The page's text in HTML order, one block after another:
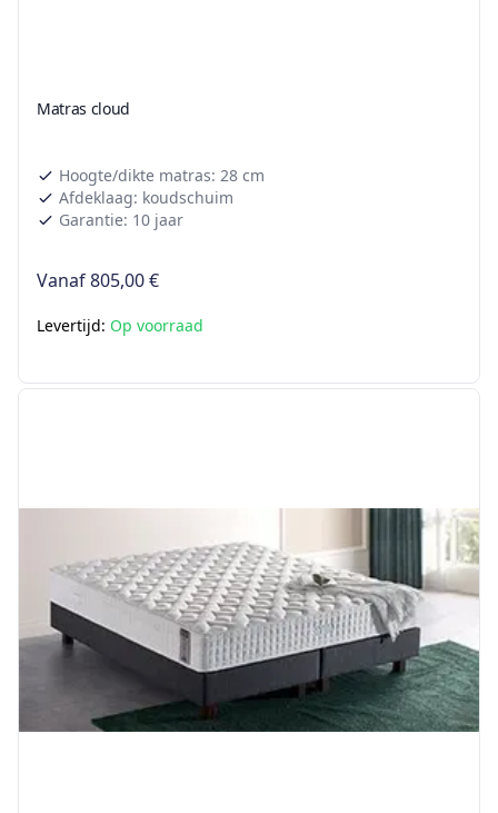
Matras cloud
Hoogte/dikte matras: 28 cm
Afdeklaag: koudschuim
Garantie: 10 jaar
Vanaf805,00 €
Levertijd: Op voorraad